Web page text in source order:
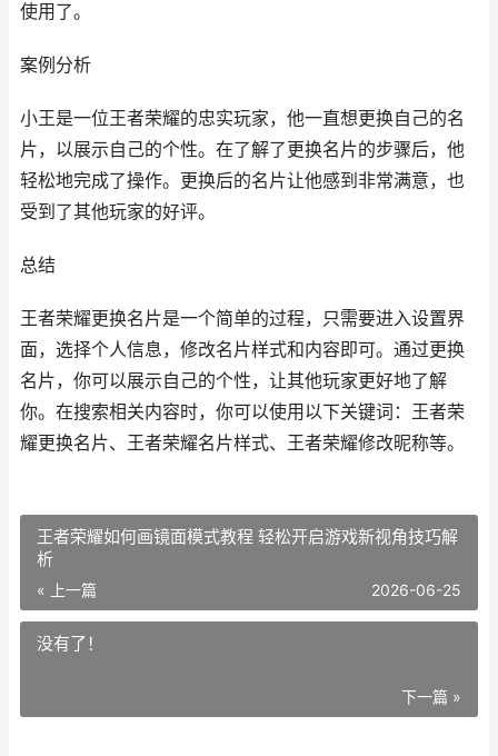
使用了。
案例分析
小王是一位王者荣耀的忠实玩家，他一直想更换自己的名
片，以展示自己的个性。在了解了更换名片的步骤后，他
轻松地完成了操作。更换后的名片让他感到非常满意，也
受到了其他玩家的好评。
总结
王者荣耀更换名片是一个简单的过程，只需要进入设置界
面，选择个人信息，修改名片样式和内容即可。通过更换
名片，你可以展示自己的个性，让其他玩家更好地了解
你。在搜索相关内容时，你可以使用以下关键词：王者荣
耀更换名片、王者荣耀名片样式、王者荣耀修改昵称等。
王者荣耀如何画镜面模式教程 轻松开启游戏新视角技巧解
析
« 上一篇 2026-06-25
没有了！
下一篇 »